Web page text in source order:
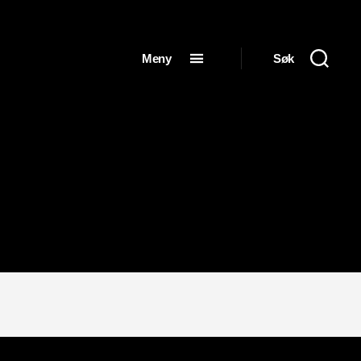
Meny Søk